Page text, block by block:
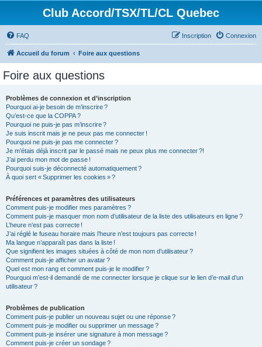
Club Accord/TSX/TL/CL Quebec
FAQ Connexion
Inscription
Accueil du forum Foire aux questions
Foire aux questions
Problèmes de connexion et d’inscription
Pourquoi ai-je besoin de m’inscrire ?
Qu’est-ce que la COPPA ?
Pourquoi ne puis-je pas m’inscrire ?
Je suis inscrit mais je ne peux pas me connecter !
Pourquoi ne puis-je pas me connecter ?
Je m’étais déjà inscrit par le passé mais ne peux plus me connecter ?!
J’ai perdu mon mot de passe !
Pourquoi suis-je déconnecté automatiquement ?
À quoi sert « Supprimer les cookies » ?
Préférences et paramètres des utilisateurs
Comment puis-je modifier mes paramètres ?
Comment puis-je masquer mon nom d’utilisateur de la liste des utilisateurs en ligne ?
L’heure n’est pas correcte !
J’ai réglé le fuseau horaire mais l’heure n’est toujours pas correcte !
Ma langue n’apparaît pas dans la liste !
Que signifient les images situées à côté de mon nom d’utilisateur ?
Comment puis-je afficher un avatar ?
Quel est mon rang et comment puis-je le modifier ?
Pourquoi m’est-il demandé de me connecter lorsque je clique sur le lien d’e-mail d’un
utilisateur ?
Problèmes de publication
Comment puis-je publier un nouveau sujet ou une réponse ?
Comment puis-je modifier ou supprimer un message ?
Comment puis-je insérer une signature à mon message ?
Comment puis-je créer un sondage ?